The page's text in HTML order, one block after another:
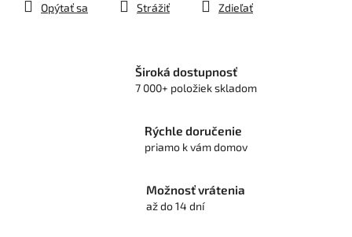
Opýtať sa Strážiť Zdieľať
Široká dostupnosť
7 000+ položiek skladom
Rýchle doručenie
priamo k vám domov
Možnosť vrátenia
až do 14 dní